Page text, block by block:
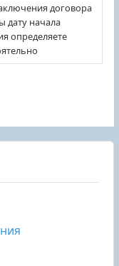
договора
дату начала
определяете